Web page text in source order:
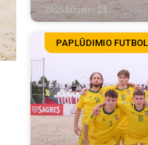
2026 birželio 24
PAPLŪDIMIO